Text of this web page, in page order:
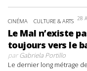
CINÉMA CULTURE & ARTS 28
Le Mal n’existe
toujours vers le
parGabriela Portillo
Le dernier long métrage